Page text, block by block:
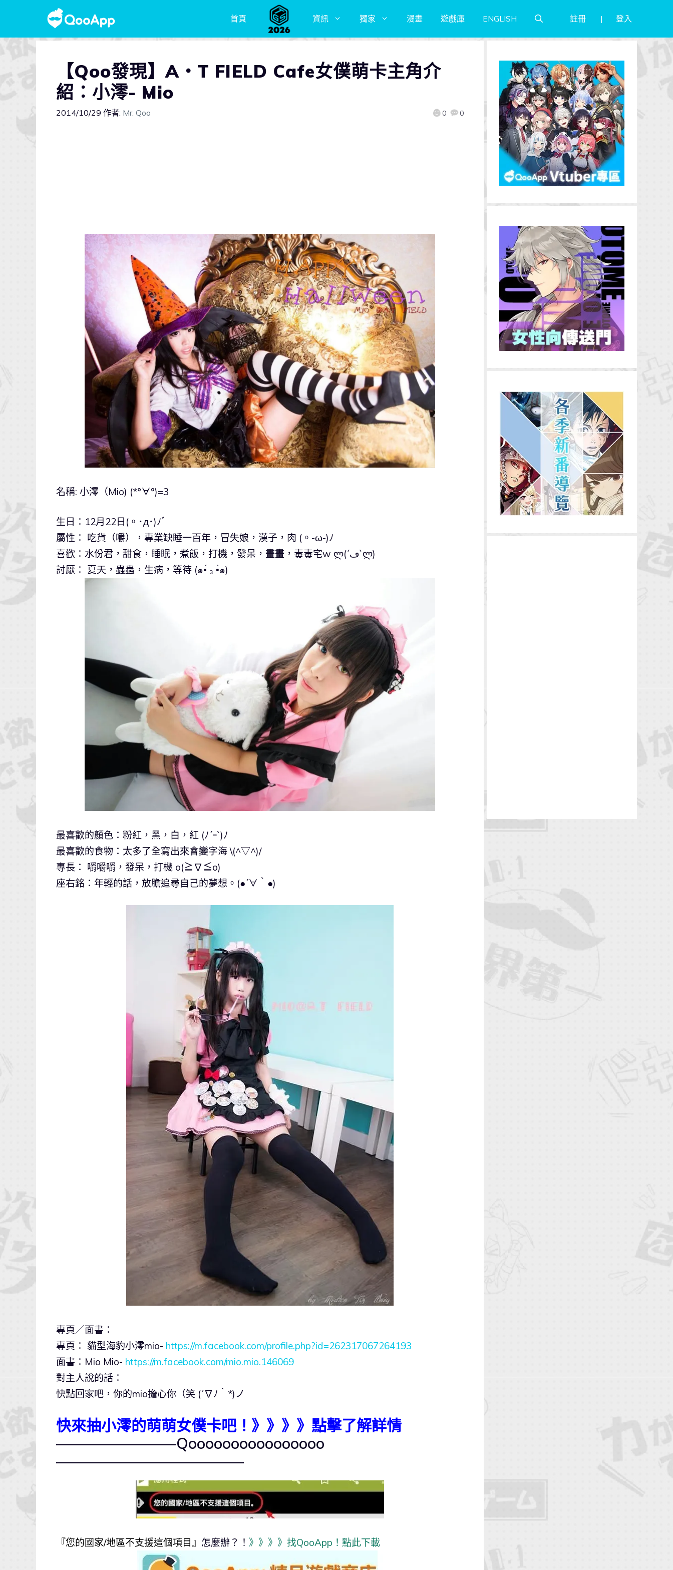
首頁 資訊 獨家 漫畫 遊戲庫 ENGLISH 註冊 登入
【Qoo發現】A‧T FIELD Cafe女僕萌卡主角介
紹：小澪- Mio
2014/10/29 作者: Mr. Qoo 0 0
名稱: 小澪（Mio) (*°∀°)=3
生日：12月22日(。･д･)ﾉﾞ
屬性： 吃貨（嚼），專業缺睡一百年，冒失娘，漢子，肉 (。-ω-)ﾉ
喜歡：水份君，甜食，睡眠，煮飯，打機，發呆，畫畫，毒毒宅w ლ(´ڡ`ლ)
討厭： 夏天，蟲蟲，生病，等待 (๑•́ ₃ •̀๑)
最喜歡的顏色：粉紅，黑，白，紅 (ﾉ´ｰ`)ﾉ
最喜歡的食物：太多了全寫出來會變字海 \(^▽^)/
專長： 嚼嚼嚼，發呆，打機 o(≧∇≦o)
座右銘：年輕的話，放膽追尋自己的夢想。(●´∀｀●)
專頁／面書：
專頁： 貓型海豹小澪mio- https://m.facebook.com/profile.php?id=262317067264193
面書：Mio Mio- https://m.facebook.com/mio.mio.146069
對主人說的話：
快點回家吧，你的mio擔心你（笑 (´∇ﾉ｀*)ノ
快來抽小澪的萌萌女僕卡吧！》》》》點擊了解詳情
————————Qoooooooooooooooo
————————————–
『您的國家/地區不支援這個項目』 怎麼辦？！ 》》》》找QooApp！點此下載